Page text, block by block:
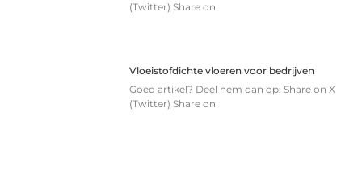
(Twitter) Share on
Vloeistofdichte vloeren voor bedrijven
Goed artikel? Deel hem dan op: Share on X
(Twitter) Share on